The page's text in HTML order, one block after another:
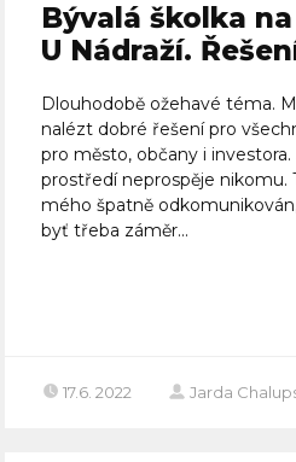
Bývalá školka
U Nádraží.
Dlouhodobě ožehavé téma.
nalézt dobré řešení pro
pro město, občany i
prostředí neprospěje nikomu.
mého špatně
byť třeba záměr...
17.6. 2022 Jarda